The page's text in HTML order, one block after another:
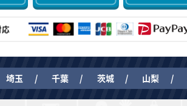
埼玉 千葉 茨城 山梨